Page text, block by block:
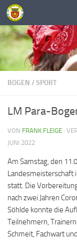
Unter dem Inhalt
BOGEN /SPORT
LM Para-
VON FRANK FLEIGE ·
JUNI 2022
Am Samstag, den
Landesmeisterschaft
statt. Die
nach zwei Jahren
Söhlde konnte die
Teilnehmern,
Schmeit, Fachwart